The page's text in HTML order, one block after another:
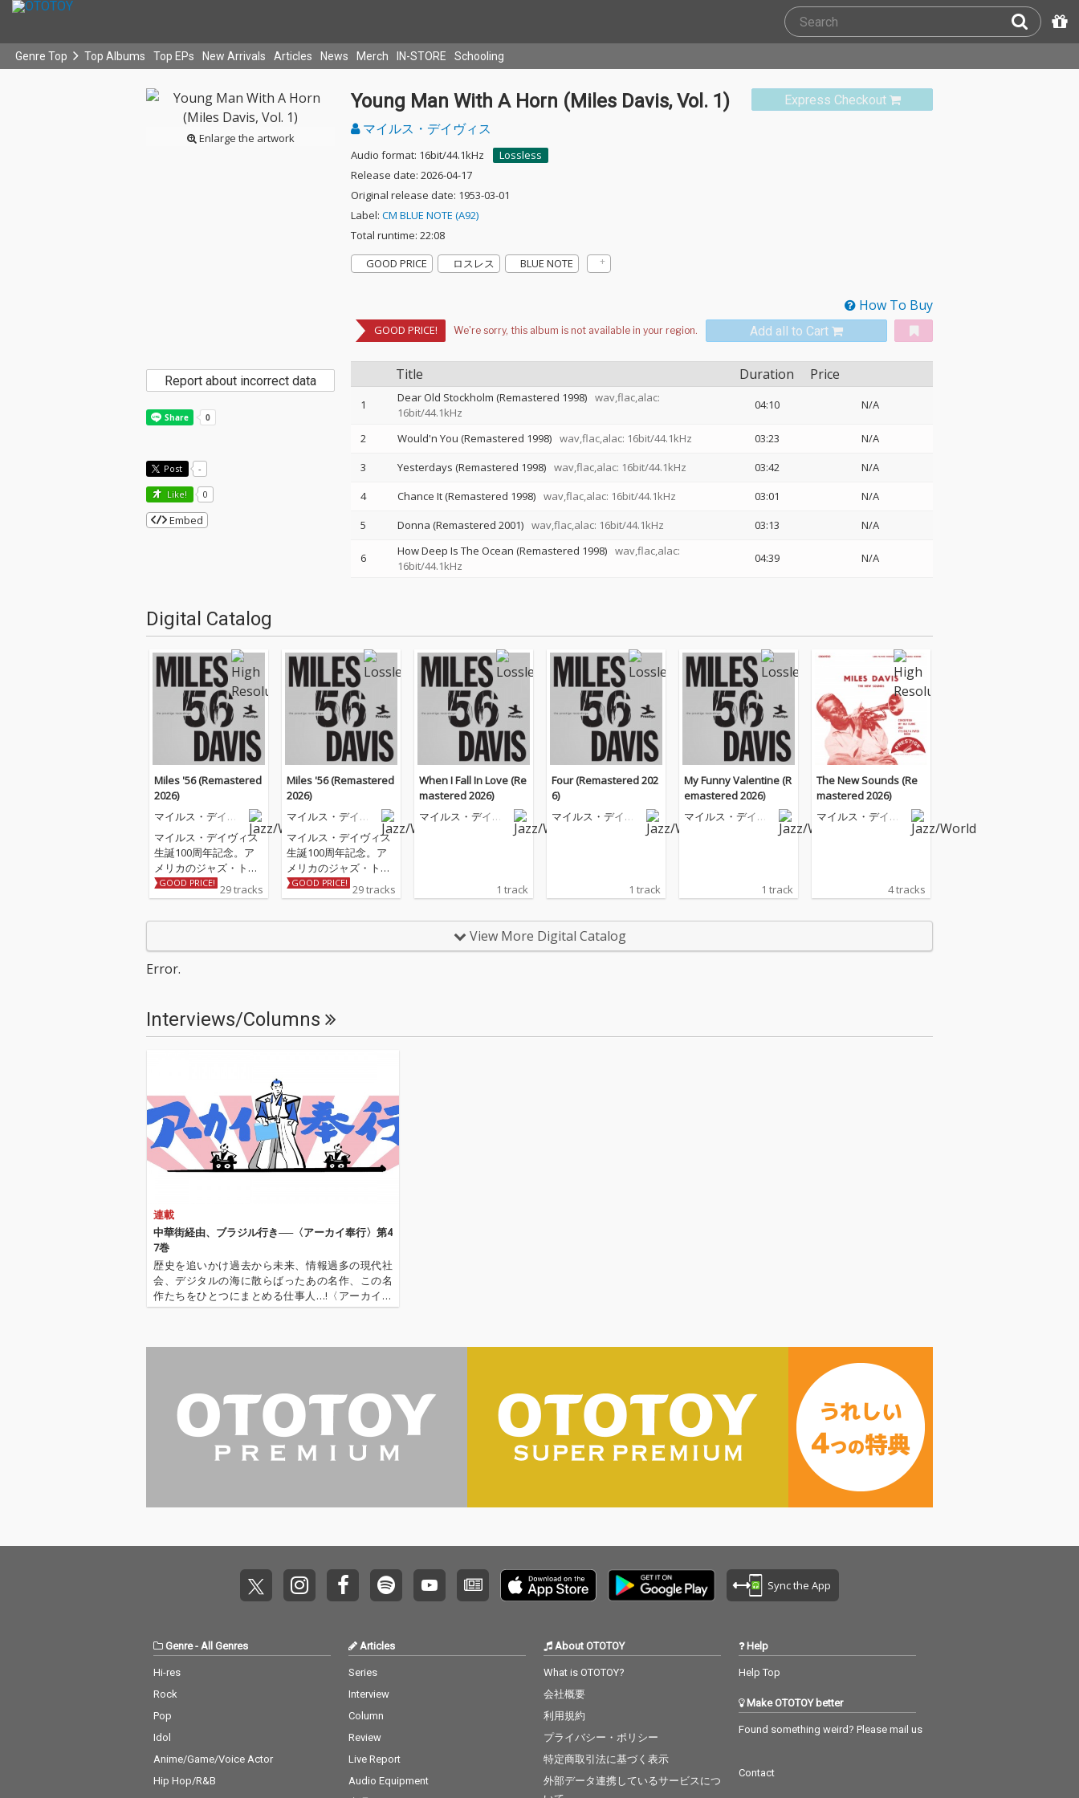
Genre Top Top Albums Top EPs New Arrivals Articles News Merch IN-STORE Schooling
Enlarge the artwork
Express Checkout
Young Man With A Horn (Miles Davis, Vol. 1)
マイルス・デイヴィス
Audio format: 16bit/44.1kHz
Lossless
Release date: 2026-04-17
Original release date: 1953-03-01
Label: CM BLUE NOTE (A92)
Total runtime: 22:08
GOOD PRICE
ロスレス BLUE NOTE
How To Buy
GOOD PRICE! Add all to Cart
Title Duration Price
1 Dear Old Stockholm (Remastered 1998) wav,flac,alac:
16bit/44.1kHz
04:10 N/A
2 Would'n You (Remastered 1998) wav,flac,alac: 16bit/44.1kHz 03:23
N/A
3
Yesterdays (Remastered 1998) wav,flac,alac: 16bit/44.1kHz 03:42
N/A
4
Chance It (Remastered 1998) wav,flac,alac: 16bit/44.1kHz 03:01
N/A
5
Donna (Remastered 2001) wav,flac,alac: 16bit/44.1kHz 03:13 N/A
6 How Deep Is The Ocean (Remastered 1998) wav,flac,alac:
16bit/44.1kHz
04:39 N/A
Report about incorrect data
Post -
Like! 0
Embed
Digital Catalog
Miles '56 (Remastered
2026)
マイルス・デイヴ
マイルス・デイヴィス
生誕100周年記念。ア
メリカのジャズ・トラ
ンペッター/バンドリー
ダー/作曲家でジャズ史
デイヴィスは、およそ
プローチを取り入れ、
ジャズにおける多くの
ィスがプレスティッ
ジ・レーベルで最も影
響力のある作品を録音
した1956年の音源を集
めたアルバム。『Cook
in』、『Relaxin』、
した本作には、デイヴ
ィス、コルトレーン、
ガーランド、チェンバ
ース、ジョーンズによ
るクインテットの演奏
が収められている。さ
らに、本作には、同年
ッションには、ソニ
ー・ロリンズ(テナーサ
ックス)、トミー・フラ
ナガン(ピアノ)、ポー
ル・チェンバース(ベー
ンドリーダーにとって
演となったもので、デ
イヴィスのオリジナル
曲2曲(「Vierd Blue
ック作曲の「In Your O
wn Sweet Way」が収
録されており、これら
はすべて1956年のLP
に収録された。 すべて
の音源はオリジナルの
送され、Plangent Proc
essesによって丹念に
GOOD PRICE! 29 tracks
Miles '56 (Remastered
2026)
マイルス・デイヴ
マイルス・デイヴィス
生誕100周年記念。ア
メリカのジャズ・トラ
ンペッター/バンドリー
ダー/作曲家でジャズ史
プローチを取り入れ、
ジャズにおける多くの
ィスがプレスティッ
ジ・レーベルで最も影
響力のある作品を録音
した1956年の音源を集
めたアルバム。『Cook
in』、『Relaxin』、
ィス、コルトレーン、
ース、ジョーンズによ
るクインテットの演奏
が収められている。さ
らに、本作には、同年
ッションには、ソニ
ー・ロリンズ(テナーサ
ックス)、トミー・フラ
ナガン(ピアノ)、ポー
ル・チェンバース(ベー
ンドリーダーにとって
演となったもので、デ
イヴィスのオリジナル
曲2曲(「Vierd Blue
ック作曲の「In Your O
wn Sweet Way」が収
録されており、これら
はすべて1956年のLP
に収録された。 すべて
の音源はオリジナルの
送され、Plangent Proc
essesによって丹念に
GOOD PRICE! 29 tracks
When I Fall In Love (Re
mastered 2026)
マイルス・デイヴ
1 track
Four (Remastered 202
6)
マイルス・デイヴ
1 track
My Funny Valentine (R
emastered 2026)
マイルス・デイヴ
1 track
The New Sounds (Re
mastered 2026)
マイルス・デイヴ
4 tracks
View More Digital Catalog
Error.
Interviews/Columns
連載
中華街経由、ブラジル行き──〈アーカイ奉行〉第4
7巻
歴史を追いかけ過去から未来、情報過多の現代社
会、デジタルの海に散らばったあの名作、この名
作たちをひとつにまとめる仕事人…!〈アーカイ奉
行〉が今日もデジタルの乱世を治める…!'''〈アーカ
Sync the App
Genre- All Genres
Hi-res
Rock
Pop
Idol
Anime/Game/Voice Actor
Hip Hop/R&B
Articles
Series
Interview
Column
Review
Live Report
Audio Equipment
About OTOTOY
What is OTOTOY?
会社概要
利用規約
プライバシー・ポリシー
特定商取引法に基づく表示
外部データ連携しているサービスにつ
Help
Help Top
Make OTOTOY better
Found something weird? Please mail us
Contact